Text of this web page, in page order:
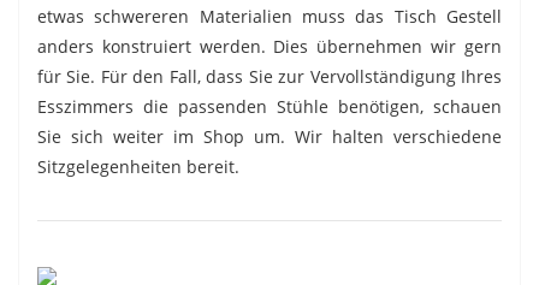
etwas schwereren Materialien muss das Tisch Gestell
anders konstruiert werden. Dies übernehmen wir gern
für Sie. Für den Fall, dass Sie zur Vervollständigung Ihres
Esszimmers die passenden Stühle benötigen, schauen
Sie sich weiter im Shop um. Wir halten verschiedene
Sitzgelegenheiten bereit.